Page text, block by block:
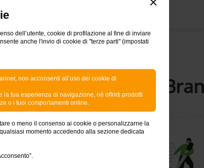
dell’utente, cookie di profilazione al fine di inviare
anche l'invio di cookie di "terze parti" (impostati
non acconsenti all’uso dei cookie di
la tua esperienza di navigazione, né offrirti prodotti
o i tuoi comportamenti online.
o meno il consenso ai cookie o personalizzarne la
momento accedendo alla sezione dedicata
Mercati Dublin